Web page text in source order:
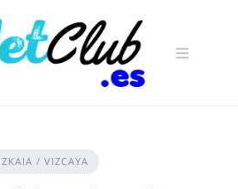
/ VIZCAYA